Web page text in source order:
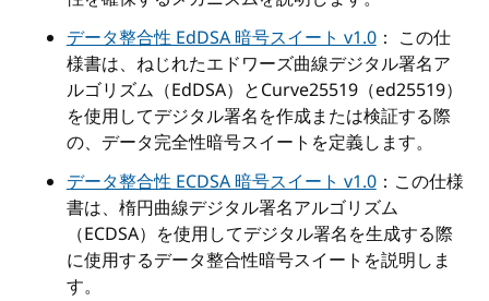
データ整合性 EdDSA 暗号スイート v1.0： この仕
様書は、ねじれたエドワーズ曲線デジタル署名ア
ルゴリズム（EdDSA）とCurve25519（ed25519）
を使用してデジタル署名を作成または検証する際
の、データ完全性暗号スイートを定義します。
データ整合性 ECDSA 暗号スイート v1.0：この仕様
書は、楕円曲線デジタル署名アルゴリズム
（ECDSA）を使用してデジタル署名を生成する際
に使用するデータ整合性暗号スイートを説明しま
す。